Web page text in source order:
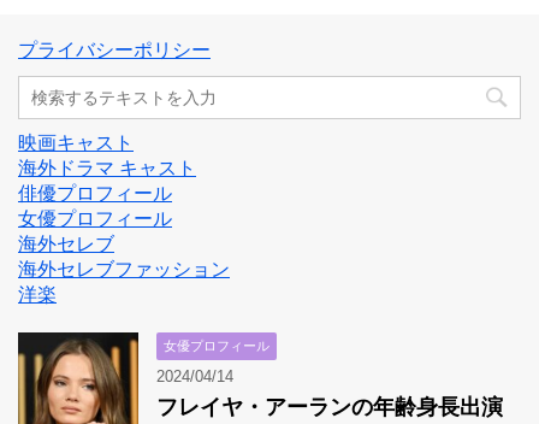
プライバシーポリシー
映画キャスト
海外ドラマ キャスト
俳優プロフィール
女優プロフィール
海外セレブ
海外セレブファッション
洋楽
女優プロフィール
2024/04/14
フレイヤ・アーランの年齢身長出演